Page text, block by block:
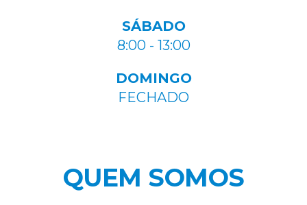
SÁBADO
8:00 - 13:00
DOMINGO
FECHADO
QUEM SOMOS